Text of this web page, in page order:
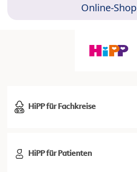
Online-Shop
HiPP für Fachkreise
HiPP für Patienten